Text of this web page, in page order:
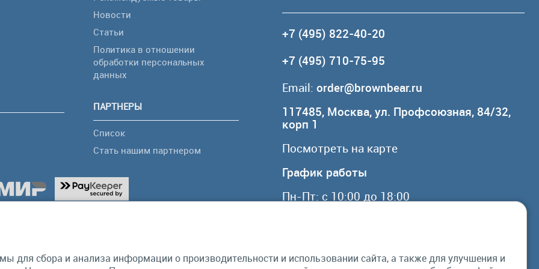
Новости
Статьи
Политика в отношении
обработки персональных
данных
ПАРТНЕРЫ
Список
Стать нашим партнером
+7 (495) 822-40-20
+7 (495) 710-75-95
Email: order@brownbear.ru
117485, Москва, ул. Профсоюзная, 84/32,
корп 1
Посмотреть на карте
График работы
Пн-Пт: с 10:00 до 18:00
© Бурый Медведь MMXXVI. Все права
для сбора и анализа информации о производительности и использовании сайта, а также для улучшения и